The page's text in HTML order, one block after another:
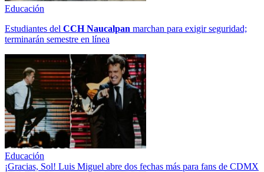
Educación
Estudiantes del CCH Naucalpan marchan para exigir seguridad;
terminarán semestre en línea
Educación
¡Gracias, Sol! Luis Miguel abre dos fechas más para fans de CDMX